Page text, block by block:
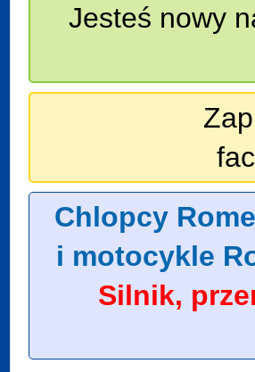
Jesteś nowy
Chlopcy
i motocykle
Silnik,